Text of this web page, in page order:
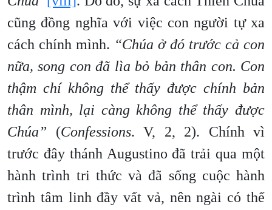
cũng đồng nghĩa với việc con người tự xa
cách chính mình. “Chúa ở đó trước cả con
nữa, song con đã lìa bỏ bản thân con. Con
thậm chí không thể thấy được chính bản
thân mình, lại càng không thể thấy được
Chúa” (Confessions. V, 2, 2). Chính vì
trước đây thánh Augustino đã trải qua một
hành trình tri thức và đã sống cuộc hành
trình tâm linh đầy vất vả, nên ngài có thể